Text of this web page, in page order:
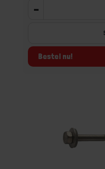
-
Bestel nu!